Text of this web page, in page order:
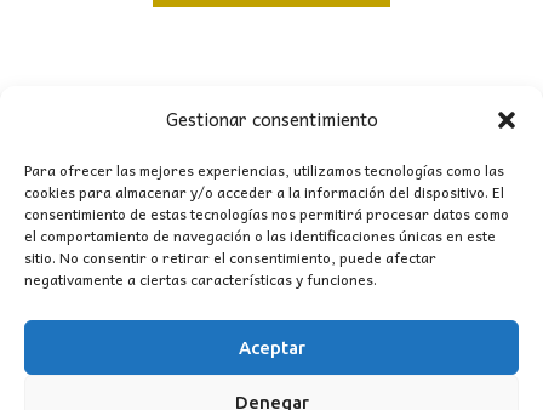
Gestionar consentimiento
Para ofrecer las mejores experiencias, utilizamos tecnologías como las
cookies para almacenar y/o acceder a la información del dispositivo. El
consentimiento de estas tecnologías nos permitirá procesar datos como
el comportamiento de navegación o las identificaciones únicas en este
sitio. No consentir o retirar el consentimiento, puede afectar
negativamente a ciertas características y funciones.
Aceptar
Denegar
CONTACTO